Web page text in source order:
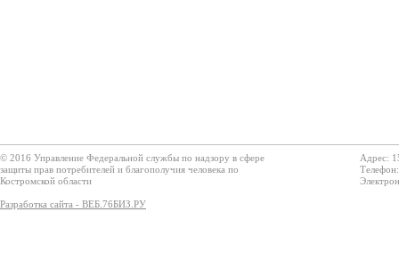
© 2016 Управление Федеральной службы по надзору в сфере
защиты прав потребителей и благополучия человека по
Костромской области
Разработка сайта - ВЕБ.76БИЗ.РУ
Адрес: